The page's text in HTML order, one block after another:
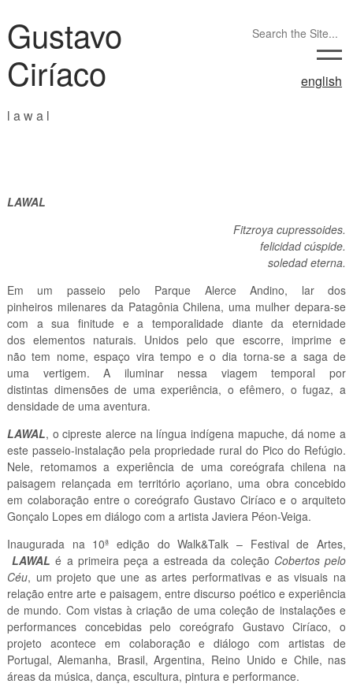
Gustavo
Ciríaco
english
l a w a l
LAWAL
Fitzroya cupressoides.
felicidad cúspide.
soledad eterna.
Em um passeio pelo Parque Alerce Andino, lar dos
pinheiros milenares da Patagônia Chilena, uma mulher depara-se
com a sua finitude e a temporalidade diante da eternidade
dos elementos naturais. Unidos pelo que escorre, imprime e
não tem nome, espaço vira tempo e o dia torna-se a saga de
uma vertigem. A iluminar nessa viagem temporal por
distintas dimensões de uma experiência, o efêmero, o fugaz, a
densidade de uma aventura.
LAWAL, o cipreste alerce na língua indígena mapuche, dá nome a
este passeio-instalação pela propriedade rural do Pico do Refúgio.
Nele, retomamos a experiência de uma coreógrafa chilena na
paisagem relançada em território açoriano, uma obra concebido
em colaboração entre o coreógrafo Gustavo Ciríaco e o arquiteto
Gonçalo Lopes em diálogo com a artista Javiera Péon-Veiga.
Inaugurada na 10ª edição do Walk&Talk – Festival de Artes,
LAWAL é a primeira peça a estreada da coleção Cobertos pelo
Céu, um projeto que une as artes performativas e as visuais na
relação entre arte e paisagem, entre discurso poético e experiência
de mundo. Com vistas à criação de uma coleção de instalações e
performances concebidas pelo coreógrafo Gustavo Ciríaco, o
projeto acontece em colaboração e diálogo com artistas de
Portugal, Alemanha, Brasil, Argentina, Reino Unido e Chile, nas
áreas da música, dança, escultura, pintura e performance.